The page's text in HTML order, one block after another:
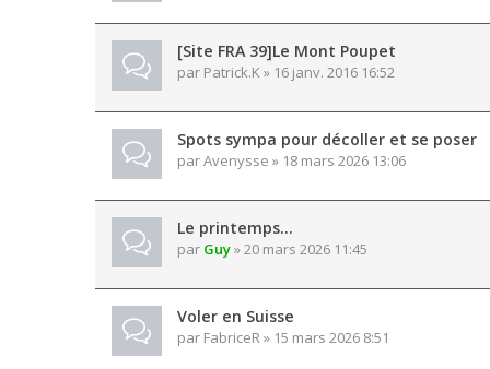
[Site FRA 39]Le Mont Poupet
par Patrick.K » 16 janv. 2016 16:52
Spots sympa pour décoller et se poser
parAvenysse » 18 mars 2026 13:06
Le printemps…
par Guy» 20 mars 2026 11:45
Voler en Suisse
par FabriceR» 15 mars 2026 8:51